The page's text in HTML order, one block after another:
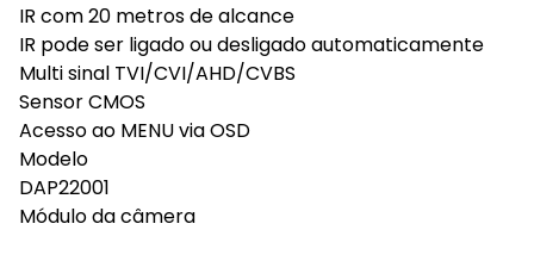
IR com 20 metros de alcance
IR pode ser ligado ou desligado automaticamente
Multi sinal TVI/CVI/AHD/CVBS
Sensor CMOS
Acesso ao MENU via OSD
Modelo
DAP22001
Módulo da câmera